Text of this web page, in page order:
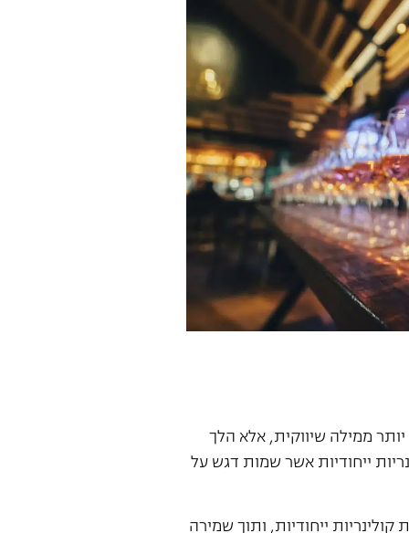
ממילה שיווקית, אלא הלך
ייחודיות אשר שמות דגש על
ייחודיות, ותוך שמירה